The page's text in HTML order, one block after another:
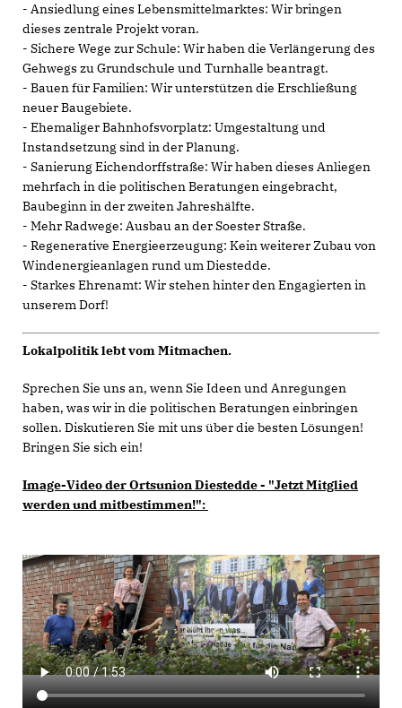
- Ansiedlung eines Lebensmittelmarktes: Wir bringen
dieses zentrale Projekt voran.
- Sichere Wege zur Schule: Wir haben die Verlängerung des
Gehwegs zu Grundschule und Turnhalle beantragt.
- Bauen für Familien: Wir unterstützen die Erschließung
neuer Baugebiete.
- Ehemaliger Bahnhofsvorplatz: Umgestaltung und
Instandsetzung sind in der Planung.
- Sanierung Eichendorffstraße: Wir haben dieses Anliegen
mehrfach in die politischen Beratungen eingebracht,
Baubeginn in der zweiten Jahreshälfte.
- Mehr Radwege: Ausbau an der Soester Straße.
- Regenerative Energieerzeugung: Kein weiterer Zubau von
Windenergieanlagen rund um Diestedde.
- Starkes Ehrenamt: Wir stehen hinter den Engagierten in
unserem Dorf!
Lokalpolitik lebt vom Mitmachen.
Sprechen Sie uns an, wenn Sie Ideen und Anregungen
haben, was wir in die politischen Beratungen einbringen
sollen. Diskutieren Sie mit uns über die besten Lösungen!
Bringen Sie sich ein!
Image-Video der Ortsunion Diestedde - "Jetzt Mitglied
werden und mitbestimmen!":